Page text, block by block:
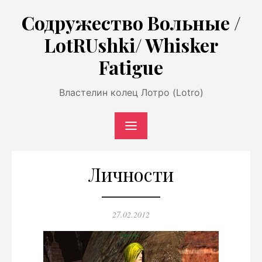
содержимому
Содружество Вольные /
LotRUshki/ Whisker
Fatigue
Властелин колец Лотро (Lotro)
Личности
Опубликовано
27.02.2012